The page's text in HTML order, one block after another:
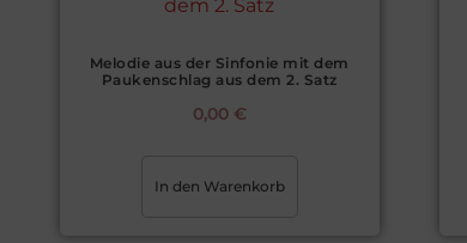
Melodie aus der Sinfonie mit dem
Paukenschlag aus dem 2. Satz
0,00 €
In den Warenkorb